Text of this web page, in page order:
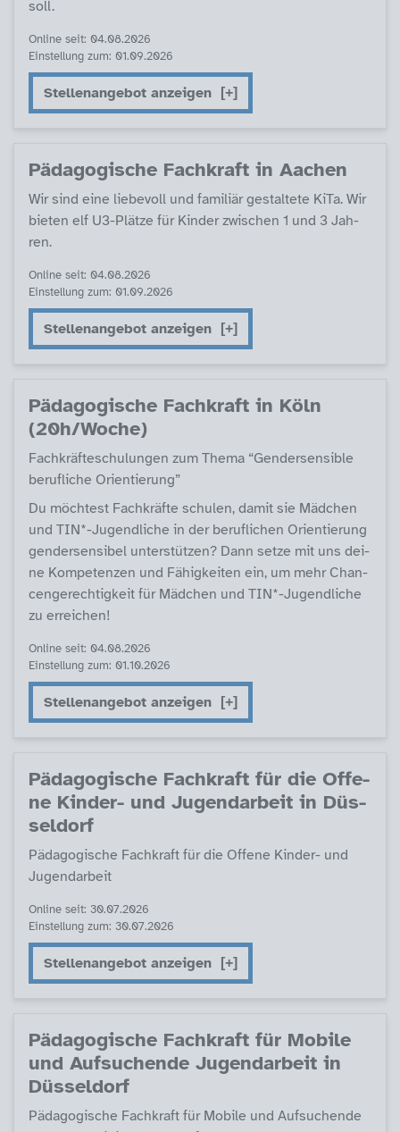
soll.
Online seit: 04.08.2026
Einstellung zum: 01.09.2026
Stellenangebot anzeigen
Päda­go­gi­sche Fach­kraft in Aa­chen
Wir sind ei­ne lie­be­voll und fa­mi­li­är ge­stal­te­te Ki­Ta. Wir
bie­ten elf U3-Plät­ze für Kin­der zwi­schen 1 und 3 Jah­
ren.
Online seit: 04.08.2026
Einstellung zum: 01.09.2026
Stellenangebot anzeigen
Päda­go­gi­sche Fach­kraft in Köln
(20h/Wo­che)
Fach­kräf­te­schu­lun­gen zum The­ma “Gen­der­sen­si­b­le
be­ruf­li­che Ori­en­tie­rung”
Du möch­test Fach­kräf­te schu­len, da­mit sie Mäd­chen
und TIN*-Ju­gend­li­che in der be­ruf­li­chen Ori­en­tie­rung
gen­der­sen­si­bel un­ter­stüt­zen? Dann set­ze mit uns dei­
ne Kom­pe­ten­zen und Fähig­kei­ten ein, um mehr Chan­
cen­ge­rech­tig­keit für Mäd­chen und TIN*-Ju­gend­li­che
zu er­rei­chen!
Online seit: 04.08.2026
Einstellung zum: 01.10.2026
Stellenangebot anzeigen
Päda­go­gi­sche Fach­kraft für die Of­fe­
ne Kin­der- und Ju­gend­ar­beit in Düs­
sel­dorf
Päda­go­gi­sche Fach­kraft für die Of­fe­ne Kin­der- und
Ju­gend­ar­beit
Online seit: 30.07.2026
Einstellung zum: 30.07.2026
Stellenangebot anzeigen
Päda­go­gi­sche Fach­kraft für Mo­bi­le
und Auf­su­chen­de Ju­gend­ar­beit in
Düs­sel­dorf
Päda­go­gi­sche Fach­kraft für Mo­bi­le und Auf­su­chen­de